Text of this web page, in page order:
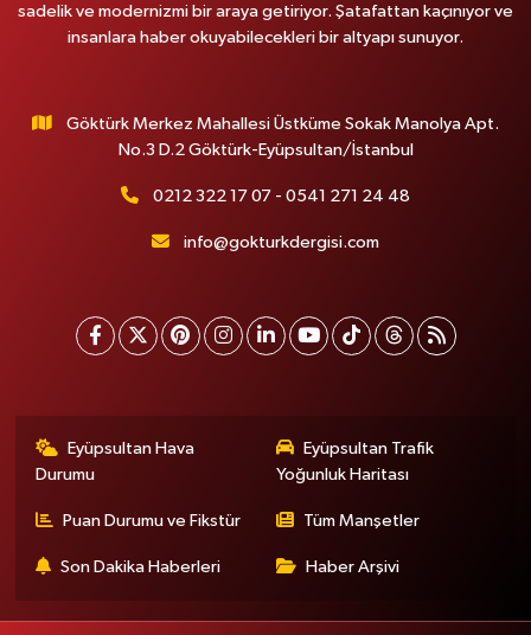
sadelik ve modernizmi bir araya getiriyor. Şatafattan kaçınıyor ve
insanlara haber okuyabilecekleri bir altyapı sunuyor.
Göktürk Merkez Mahallesi Üstküme Sokak Manolya Apt.
No.3 D.2 Göktürk-Eyüpsultan/İstanbul
0212 322 17 07 - 0541 271 24 48
info@gokturkdergisi.com
Eyüpsultan Hava
Durumu
Eyüpsultan Trafik
Yoğunluk Haritası
Puan Durumu ve Fikstür Tüm Manşetler
Son Dakika Haberleri Haber Arşivi